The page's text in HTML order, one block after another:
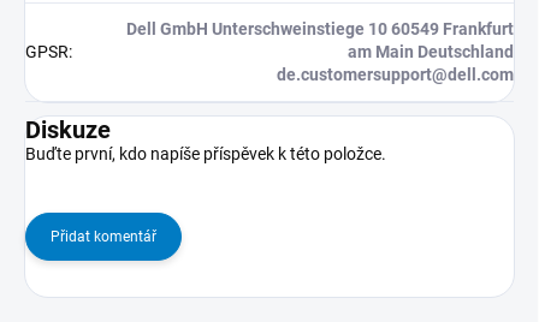
GPSR:
Dell GmbH Unterschweinstiege 10 60549 Frankfurt
am Main Deutschland
de.customersupport@dell.com
Diskuze
Buďte první, kdo napíše příspěvek k této položce.
Přidat komentář